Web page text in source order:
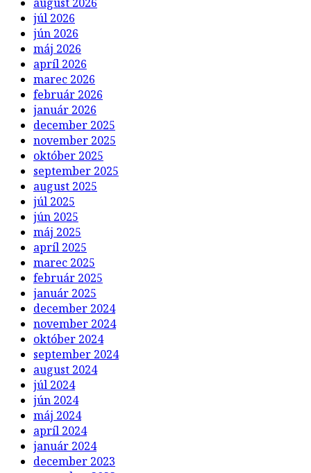
august 2026
júl 2026
jún 2026
máj 2026
apríl 2026
marec 2026
február 2026
január 2026
december 2025
november 2025
október 2025
september 2025
august 2025
júl 2025
jún 2025
máj 2025
apríl 2025
marec 2025
február 2025
január 2025
december 2024
november 2024
október 2024
september 2024
august 2024
júl 2024
jún 2024
máj 2024
apríl 2024
január 2024
december 2023